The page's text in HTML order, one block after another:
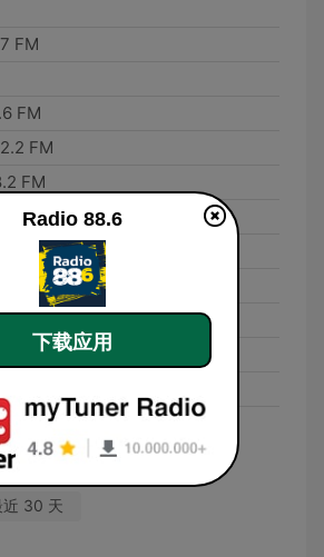
FM
FM
FM
FM
Thaya: 96.4 FM
Ybbs: 106.6 FM
FM
近 30 天
Radio 88.6
下载应用